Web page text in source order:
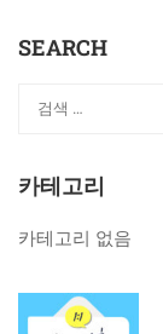
SEARCH
카테고리
카테고리 없음